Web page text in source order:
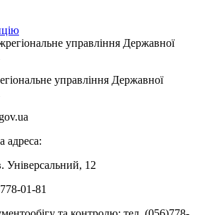
управління Державної
адреса:
Універсальний, 12
01-81